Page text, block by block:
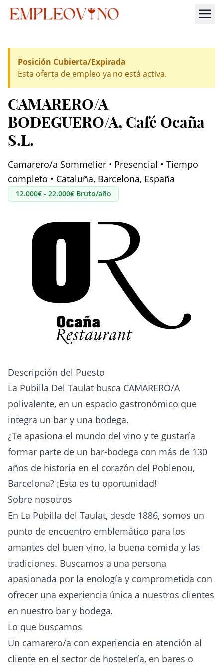
Posición Cubierta/Expirada
Esta oferta de empleo ya no está activa.
CAMARERO/A
BODEGUERO/A, Café Ocaña
S.L.
Camarero/a Sommelier • Presencial • Tiempo
completo • Cataluña, Barcelona, España
12.000€ - 22.000€ Bruto/año
Descripción del Puesto
La Pubilla Del Taulat busca CAMARERO/A
polivalente, en un espacio gastronómico que
integra un bar y una bodega.
¿Te apasiona el mundo del vino y te gustaría
formar parte de un bar-bodega con más de 130
años de historia en el corazón del Poblenou,
Barcelona? ¡Esta es tu oportunidad!
Sobre nosotros
En La Pubilla del Taulat, desde 1886, somos un
punto de encuentro emblemático para los
amantes del buen vino, la buena comida y las
tradiciones. Buscamos a una persona
apasionada por la enología y comprometida con
ofrecer una experiencia única a nuestros clientes
en nuestro bar y bodega.
Lo que buscamos
Un camarero/a con experiencia en atención al
cliente en el sector de hostelería, en bares o